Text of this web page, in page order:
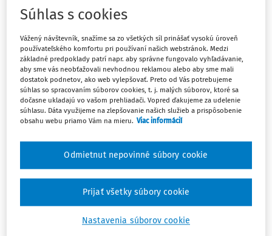
ADAMOVÁ, Z. - DOBROVODSKÝ, R.:
Kúpne zmluvy uzatvárané online a
kúpa digitálneho obsahu - úvahy
o novej regulácii. Právny obzor,
100, 2017, č. 2, s. 143 - 161.
Online purchase contracts and purchase of digital
European digital contract rules proposals the draft
directive on certain aspects concerning contracts for the
supply of digital content and the draft directive on
contracts for the online and other distance sale of goods,
both of them aiming (as part of the EU's Digital Single
Súhlas s cookies
Vážený návštevník, snažíme sa zo všetkých síl prinášať vysokú úroveň
používateľského komfortu pri používaní našich webstránok. Medzi
základné predpoklady patrí napr. aby správne fungovalo vyhľadávanie,
aby sme vás neobťažovali nevhodnou reklamou alebo aby sme mali
dostatok podnetov, ako web vylepšovať. Preto od Vás potrebujeme
súhlas so spracovaním súborov cookies, t. j. malých súborov, ktoré sa
dočasne ukladajú vo vašom prehliadači. Vopred ďakujeme za udelenie
súhlasu. Dáta využijeme na zlepšovanie našich služieb a prispôsobenie
obsahu webu priamo Vám na mieru. Viac informácií
Nastavenia súborov cookie
Odmietnut nepovinné súbory cookie
Prijať všetky súbory cookie